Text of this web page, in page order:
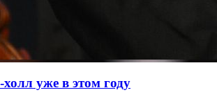
уже в этом году